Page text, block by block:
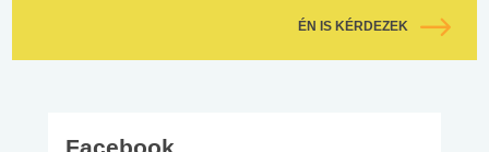
ÉN IS KÉRDEZEK
Facebook